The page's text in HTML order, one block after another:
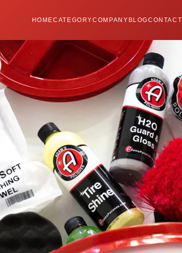
HOMECATEGORYCOMPANY BLOGCONTACT